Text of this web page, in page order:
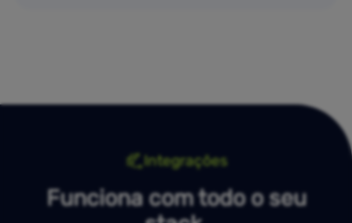
Integrações
Funciona com todo o seu